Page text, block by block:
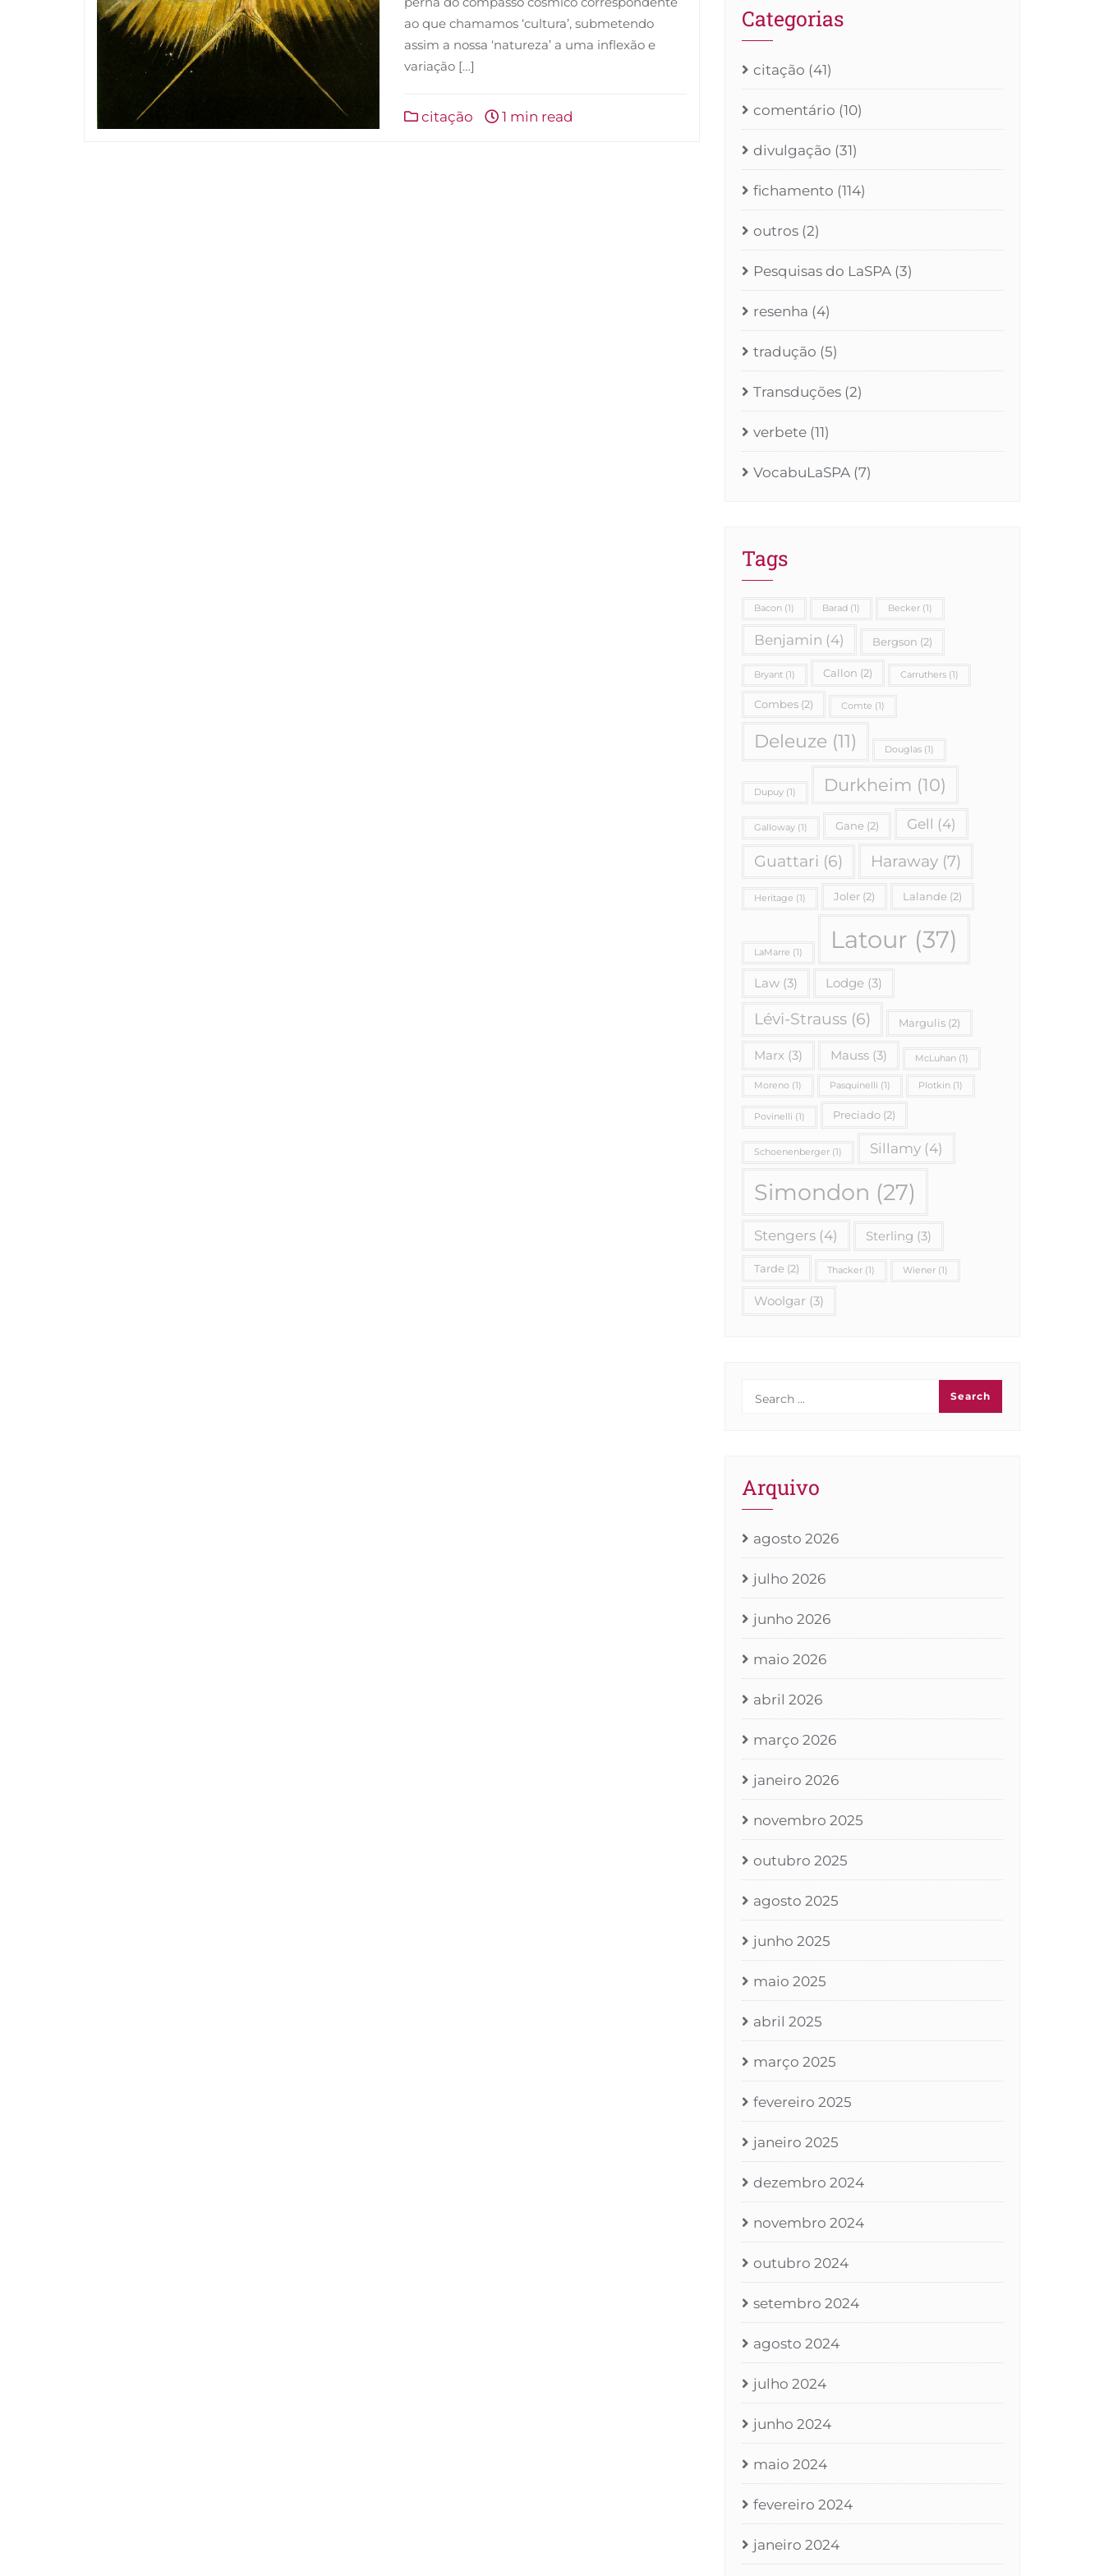
ao que chamamos ‘cultura’, submetendo
assim a nossa ‘natureza’ a uma inflexão e
variação […]
citação 1 min read
Categorias
citação (41)
comentário (10)
divulgação (31)
fichamento (114)
outros (2)
Pesquisas do LaSPA (3)
resenha (4)
tradução (5)
Transduções (2)
verbete (11)
VocabuLaSPA (7)
Tags
Bacon (1) Barad (1) Becker (1)
Benjamin (4) Bergson (2)
Bryant (1) Callon (2) Carruthers (1)
Combes (2) Comte (1)
Deleuze (11) Douglas (1)
Dupuy (1) Durkheim (10)
Galloway (1) Gane (2) Gell (4)
Guattari (6) Haraway (7)
Heritage (1) Joler (2) Lalande (2)
LaMarre (1) Latour (37)
Law (3) Lodge (3)
Lévi-Strauss (6) Margulis (2)
Marx (3) Mauss (3) McLuhan (1)
Moreno (1) Pasquinelli (1) Plotkin (1)
Povinelli (1) Preciado (2)
Schoenenberger (1) Sillamy (4)
Simondon (27)
Stengers (4) Sterling (3)
Tarde (2) Thacker (1) Wiener (1)
Woolgar (3)
Arquivo
agosto 2026
julho 2026
junho 2026
maio 2026
abril 2026
março 2026
janeiro 2026
novembro 2025
outubro 2025
agosto 2025
junho 2025
maio 2025
abril 2025
março 2025
fevereiro 2025
janeiro 2025
dezembro 2024
novembro 2024
outubro 2024
setembro 2024
agosto 2024
julho 2024
junho 2024
maio 2024
fevereiro 2024
janeiro 2024